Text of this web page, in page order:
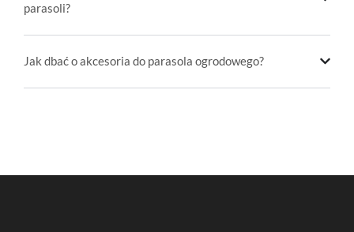
parasoli?
Jak dbać o akcesoria do parasola ogrodowego?